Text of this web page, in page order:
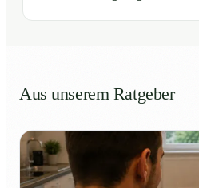
Aus unserem Ratgeber